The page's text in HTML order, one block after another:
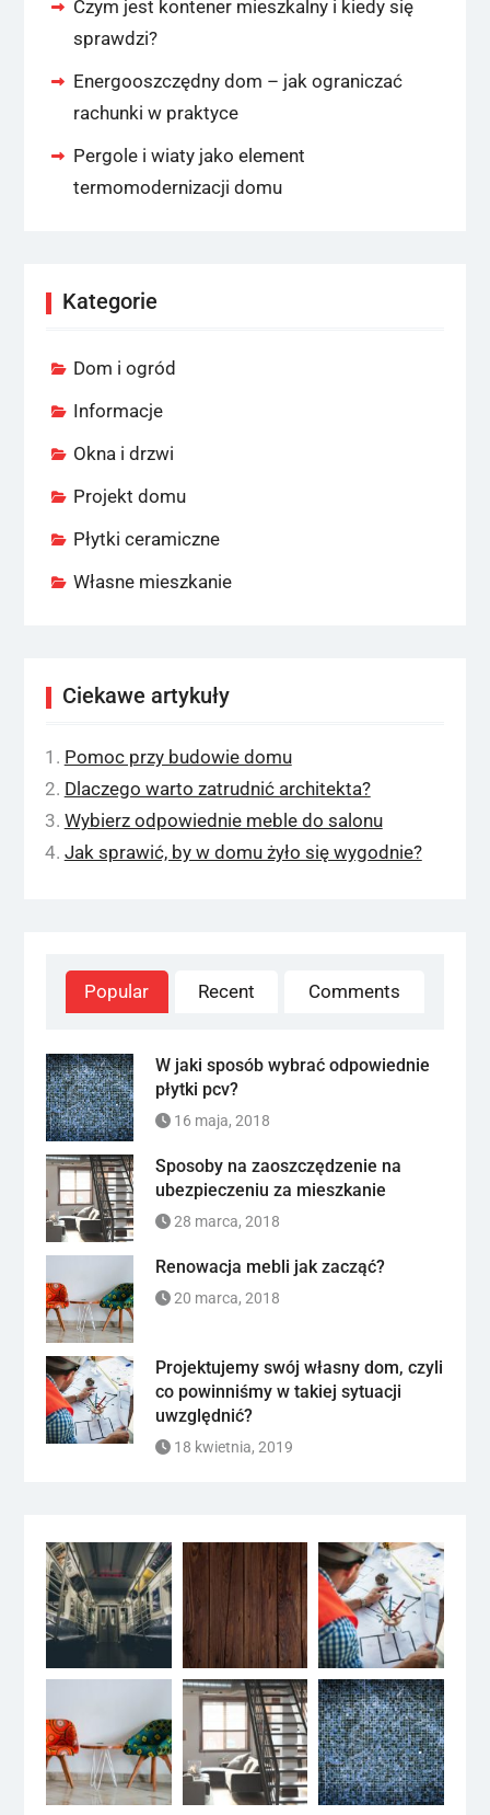
Czym jest kontener mieszkalny i kiedy się
sprawdzi?
Energooszczędny dom – jak ograniczać
rachunki w praktyce
Pergole i wiaty jako element
termomodernizacji domu
Kategorie
Dom i ogród
Informacje
Okna i drzwi
Projekt domu
Płytki ceramiczne
Własne mieszkanie
Ciekawe artykuły
Pomoc przy budowie domu
Dlaczego warto zatrudnić architekta?
Wybierz odpowiednie meble do salonu
Jak sprawić, by w domu żyło się wygodnie?
Popular Recent Comments
W jaki sposób wybrać odpowiednie
płytki pcv?
16 maja, 2018
Sposoby na zaoszczędzenie na
ubezpieczeniu za mieszkanie
28 marca, 2018
Renowacja mebli jak zacząć?
20 marca, 2018
Projektujemy swój własny dom, czyli
co powinniśmy w takiej sytuacji
uwzględnić?
18 kwietnia, 2019